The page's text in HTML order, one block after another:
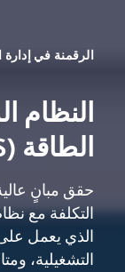
الرقمنة في إدارة
النظام
الطاقة (arkEMIS)
حقق مبانٍ
الذي يعمل
التشغيلية،